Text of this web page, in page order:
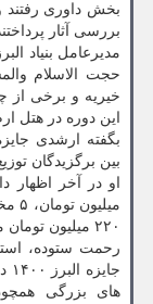
بررسی آثار پرداختند و نهایتاً ۶۰ اثر به
حجت الاسلام
این دوره در هتل
بین برگزیدگان
۲۲۰ میلیون تومان مورد تجلیل قرار خواهند گرفت.
رحمت ستوده،
های بزرگی